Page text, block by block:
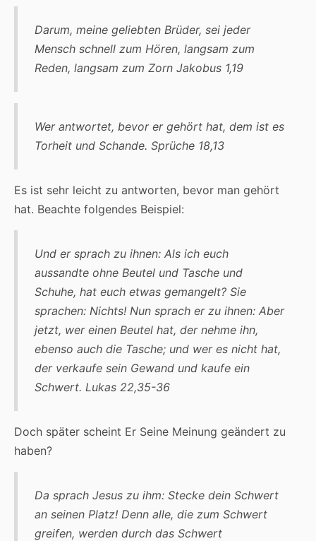
Darum, meine geliebten Brüder, sei jeder
Mensch schnell zum Hören, langsam zum
Reden, langsam zum Zorn Jakobus 1,19
Wer antwortet, bevor er gehört hat, dem ist es
Torheit und Schande. Sprüche 18,13
Es ist sehr leicht zu antworten, bevor man gehört
hat. Beachte folgendes Beispiel:
Und er sprach zu ihnen: Als ich euch
aussandte ohne Beutel und Tasche und
Schuhe, hat euch etwas gemangelt? Sie
sprachen: Nichts! Nun sprach er zu ihnen: Aber
jetzt, wer einen Beutel hat, der nehme ihn,
ebenso auch die Tasche; und wer es nicht hat,
der verkaufe sein Gewand und kaufe ein
Schwert. Lukas 22,35-36
Doch später scheint Er Seine Meinung geändert zu
haben?
Da sprach Jesus zu ihm: Stecke dein Schwert
an seinen Platz! Denn alle, die zum Schwert
greifen, werden durch das Schwert